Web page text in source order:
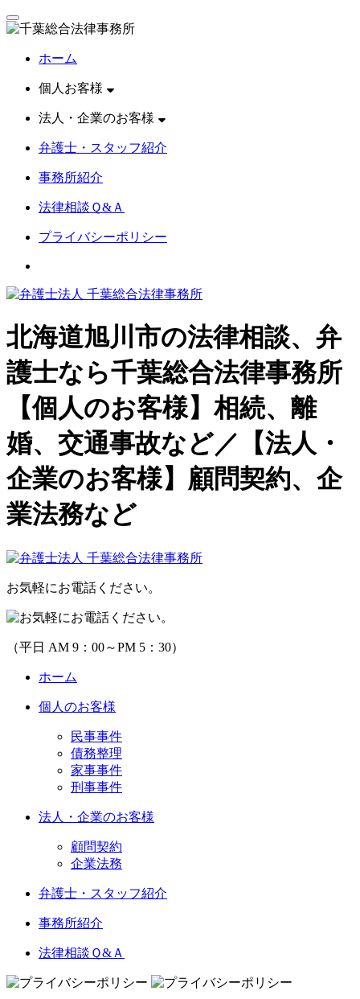
toggle
navigation
ホーム
個人お客様
法人・企業のお客様
弁護士・スタッフ紹介
事務所紹介
法律相談Ｑ&Ａ
プライバシーポリシー
北海道旭川市の法律相談、弁
護士なら千葉総合法律事務所
【個人のお客様】相続、離
婚、交通事故など／【法人・
企業のお客様】顧問契約、企
業法務など
お気軽にお電話ください。
（平日 AM 9：00～PM 5：30）
ホーム
個人のお客様
民事事件
債務整理
家事事件
刑事事件
法人・企業のお客様
顧問契約
企業法務
弁護士・スタッフ紹介
事務所紹介
法律相談Ｑ&Ａ